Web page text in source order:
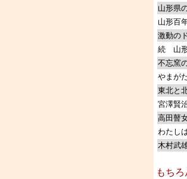
山形県
山形百
激動の
続 山
不忘窯
やまが
東北と
宮澤賢
高田瞽
わたし
木村武
もち